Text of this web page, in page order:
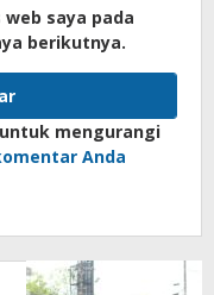
saya pada
berikutnya.
mengurangi
Anda